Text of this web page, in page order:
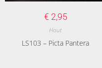
€ 2,95
Hout
LS103 – Picta Pantera